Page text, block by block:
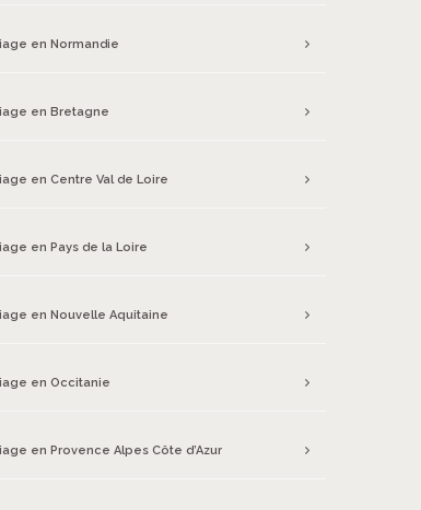
en Normandie
en Bretagne
en Centre Val de Loire
en Pays de la Loire
en Nouvelle Aquitaine
en Occitanie
en Provence Alpes Côte d’Azur